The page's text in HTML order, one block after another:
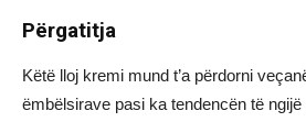
Përgatitja
Këtë lloj kremi mund t’a përdorni
ëmbëlsirave pasi ka tendencën të